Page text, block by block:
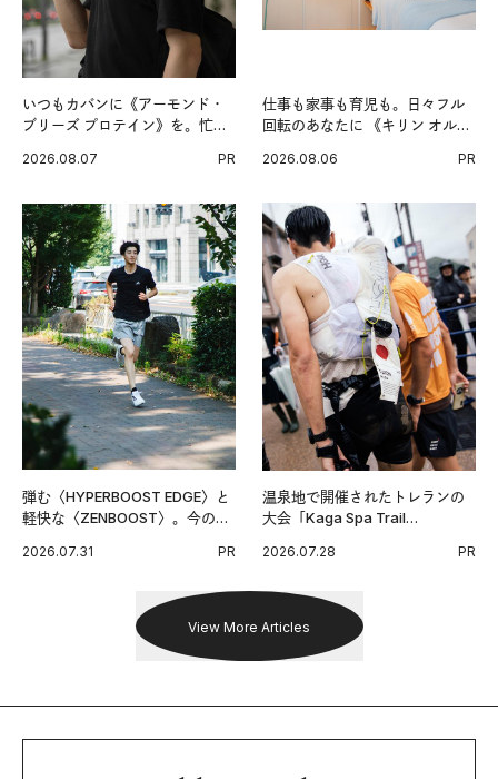
いつもカバンに《アーモンド・
ブリーズ プロテイン》を。忙し
グ習慣。
2026.08.07 PR
仕事も家事も育児も。日々フル
回転のあなたに 《キリン オルニ
2026.08.06 PR
弾む〈HYPERBOOST EDGE〉と
軽快な〈ZENBOOST〉。今の時
出した新機軸。
2026.07.31 PR
温泉地で開催されたトレランの
大会「Kaga Spa Trail
戦を夢見るランナーたちの奮闘
2026.07.28 PR
View More Articles